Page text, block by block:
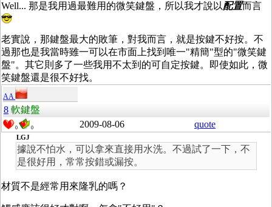
Well... 那是我用過最難用的微笑鍵盤，所以我才說以配置而言
老實說，那鍵盤最大的敗筆，對我而言，就是按鍵不好按。不
過那也是我當時雖一可以在市面上找到唯一"精簡"型的"微笑鍵
盤"。其它則多了一些我用不太到的可自定按鍵。即使如此，微
笑鍵盤還是很不好找。
AA
8 軟鍵盤
0 0 2009-08-06 quote
LGJ
據說不怕水，可以拿來直接用水洗。不過試了一下，不
是很好用，常常按錯或漏按。
材質不是經常用來隆乳的嗎？